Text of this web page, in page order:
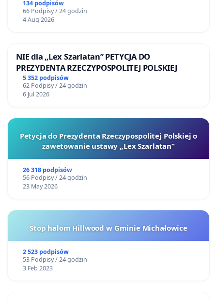
134 podpisów
66 Podpisy / 24 godzin
4 Aug 2026
NIE dla „Lex Szarlatan” PETYCJA DO
PREZYDENTA RZECZYPOSPOLITEJ POLSKIEJ
5 352 podpisów
62 Podpisy / 24 godzin
6 Jul 2026
Petycja do Prezydenta Rzeczypospolitej Polskiej o
zawetowanie ustawy „Lex Szarlatan”
26 318 podpisów
56 Podpisy / 24 godzin
23 May 2026
Stop halom Hillwood w Gminie Michałowice
2 523 podpisów
53 Podpisy / 24 godzin
3 Feb 2023